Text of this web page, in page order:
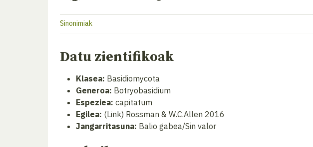
Sinonimiak
Datu zientifikoak
Klasea: Basidiomycota
Generoa: Botryobasidium
Espeziea: capitatum
Egilea: (Link) Rossman & W.C.Allen 2016
Jangarritasuna: Balio gabea/Sin valor